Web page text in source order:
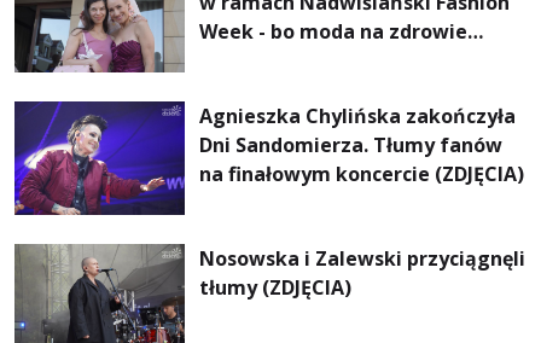
Week - bo moda na zdrowie
Agnieszka Chylińska zakończyła
Dni Sandomierza. Tłumy fanów
na finałowym koncercie (ZDJĘCIA)
Nosowska i Zalewski przyciągnęli
tłumy (ZDJĘCIA)